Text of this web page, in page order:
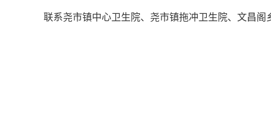
联系尧市镇中心卫生院、尧市镇拖冲卫生院、文昌